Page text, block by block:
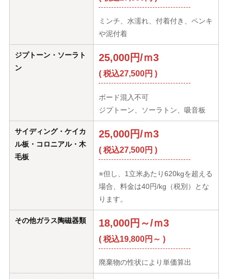
ミンチ、水濡れ、付着付き、ペンキ
や泥付着
ジプトーン・ソーラト
ン
25,000円/ｍ3
( 税込27,500円 )
ボード混入不可
ジプトーン、ソーラトン、吸音板
サイディング・ケイカ
ル板・コロニアル・木
毛板
25,000円/ｍ3
( 税込27,500円 )
※但し、1立米あたり620kgを超える
場合、料金は40円/kg（税別）とな
ります。
その他ガラス陶磁器類 18,000円～/ｍ3
( 税込19,800円～ )
廃棄物の性状により単価算出